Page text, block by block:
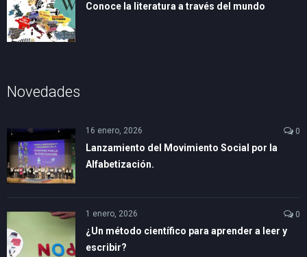
Conoce la literatura a través del mundo
Novedades
16 enero, 2026 0
Lanzamiento del Movimiento Social por la
Alfabetización.
1 enero, 2026 0
¿Un método científico para aprender a leer y
escribir?